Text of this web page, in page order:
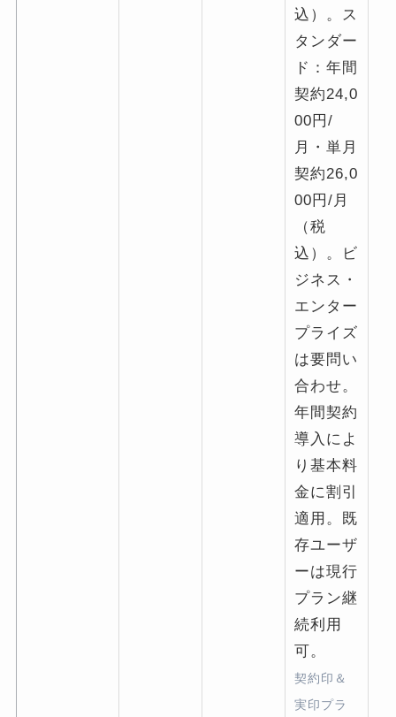
込）。ス
タンダー
ド：年間
契約24,0
00円/
月・単月
契約26,0
00円/月
（税
込）。ビ
ジネス・
エンター
プライズ
は要問い
合わせ。
年間契約
導入によ
り基本料
金に割引
適用。既
存ユーザ
ーは現行
プラン継
続利用
可。
契約印＆
実印プラ